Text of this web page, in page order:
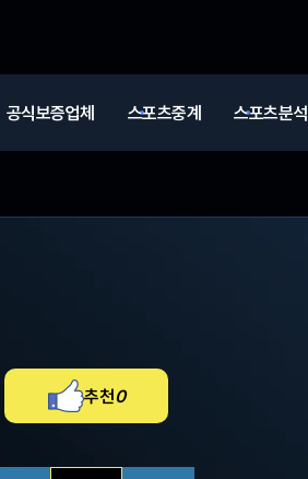
공식보증업체 스포츠중계 스포츠분석
추천0